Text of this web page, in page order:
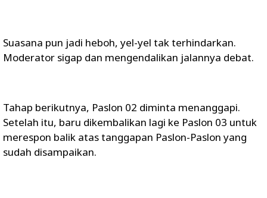
Suasana pun jadi heboh, yel-yel tak terhindarkan.
Moderator sigap dan mengendalikan jalannya debat.
Tahap berikutnya, Paslon 02 diminta menanggapi.
Setelah itu, baru dikembalikan lagi ke Paslon 03 untuk
merespon balik atas tanggapan Paslon-Paslon yang
sudah disampaikan.